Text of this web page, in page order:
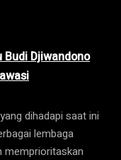
Budi Djiwandono
dihadapi saat ini
lembaga
memprioritaskan